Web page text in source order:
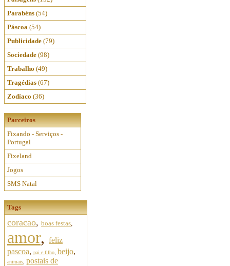
Parabéns (54)
Páscoa (54)
Publicidade (79)
Sociedade (98)
Trabalho (49)
Tragédias (67)
Zodíaco (36)
Parceiros
Fixando - Serviços -
Portugal
Fixeland
Jogos
SMS Natal
Tags
coracao, boas festas,
amor, feliz
pascoa, pai e filho beijo,
animais postais de